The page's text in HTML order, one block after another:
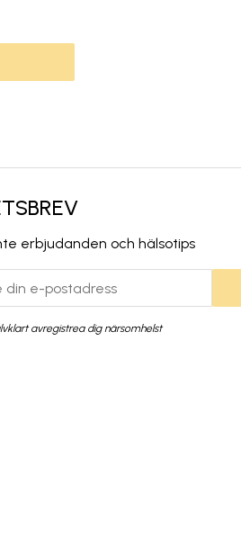
erbjudanden och hälsotips
avregistrea dig närsomhelst